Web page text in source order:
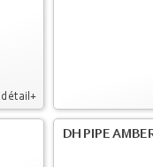
détail+
DH PIPE